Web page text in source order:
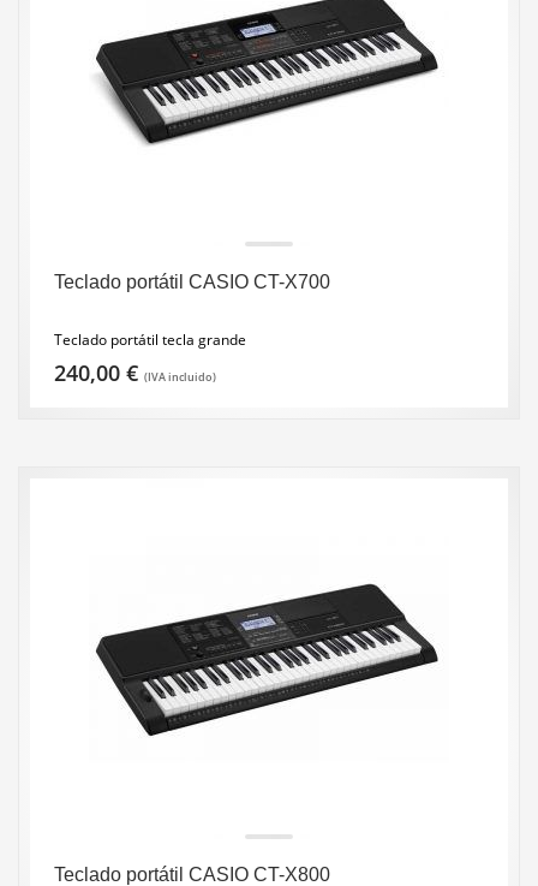
Teclado portátil CASIO CT-X700
Teclado portátil tecla grande
240,00 € (IVA incluido)
Teclado portátil CASIO CT-X800